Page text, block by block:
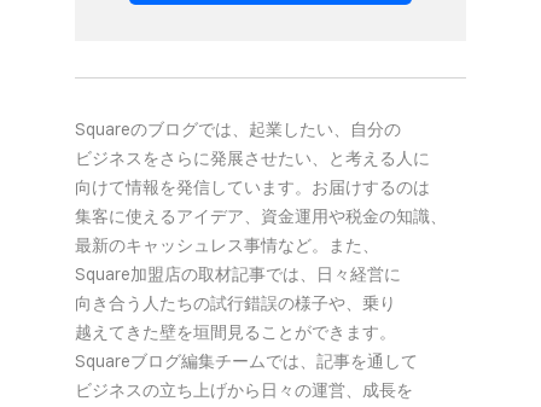
Squareの​ブログでは、​起業したい、​自分の​
ビジネスを​さらに​発展させたい、と​考える​人に​
向けて​情報を​発信しています。​お届けするのは​
集客に​使える​アイデア、​資金運用や​税金の​知識、​
最新の​キャッシュレス事情など。​また、​
Square加盟店の​取材記事では、​日々​経営に​
向き合う​人たちの​試行錯誤の​様子や、​乗り​
越えてきた壁を​垣間見る​ことができます。​
Squareブログ編集チームでは、​記事を​通して​
ビジネスの​立ち上げから​日々の​運営、​成長を​